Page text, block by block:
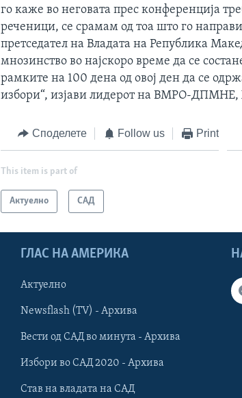
го каже во неговата прес конференција
реченици, се срамам од тоа што го
претседател на Владата на Република
мнозинство во најскоро време да се
рамките на 100 дена од овој ден да се
избори“, изјави лидерот на ВМРО-ДПМНЕ,
Споделете Follow us Print
This item is part of
Актуелно САД
ГЛАС НА АМЕРИКА
Актуелно
Newsflash (TV) - Архива
Вести од САД во минута - Архива
Избори во САД 2020 - Архива
Став на владата на САД